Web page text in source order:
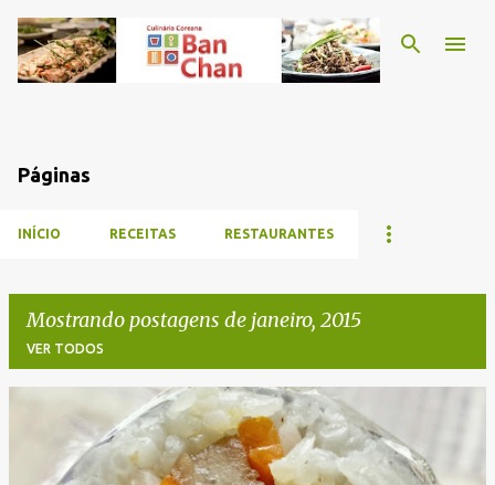
Pular para o conteúdo principal
Páginas
INÍCIO RECEITAS RESTAURANTES
Mostrando postagens de janeiro, 2015
VER TODOS